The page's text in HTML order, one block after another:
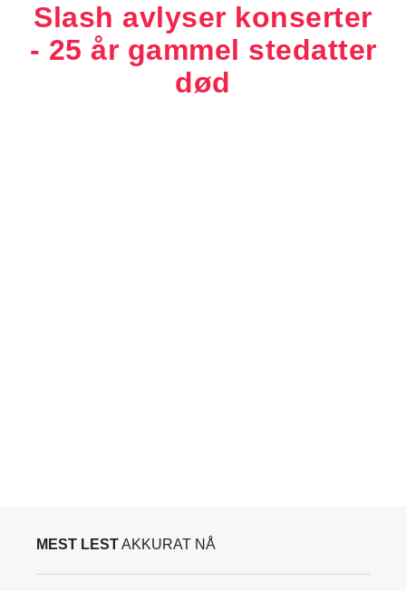
Slash avlyser konserter
- 25 år gammel stedatter
død
MEST LESTAKKURAT NÅ